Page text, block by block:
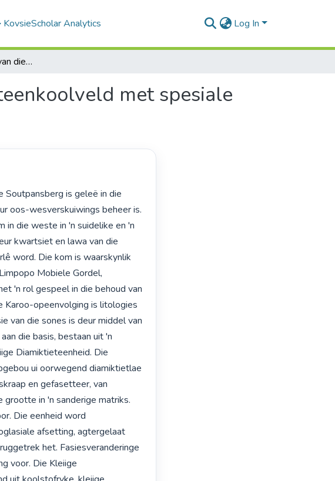
KovsieScholar Analytics Log In
Die sedimentologie van die Soutpansbergsteenkoolveld met spesiale verwysing na steenkoolvorming
met spesiale
oos-wesverskuiwings beheer is.
in die weste in 'n suidelike en 'n
kwartsiet en lawa van die
word. Die kom is waarskynlik
Mobiele Gordel,
'n rol gespeel in die behoud van
Karoo-opeenvolging is litologies
van die sones is deur middel van
die basis, bestaan uit 'n
Diamiktieteenheid. Die
ui oorwegend diamiktietlae
en gefasetteer, van
in 'n sanderige matriks.
Die eenheid word
afsetting, agtergelaat
het. Fasiesveranderinge
voor. Die Kleiige